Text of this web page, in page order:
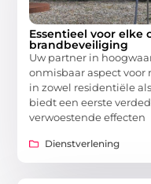
Essentieel voor
brandbeveiliging
Uw partner in
onmisbaar aspect
in zowel residentiële
biedt een eerste
verwoestende effecten
Dienstverlening